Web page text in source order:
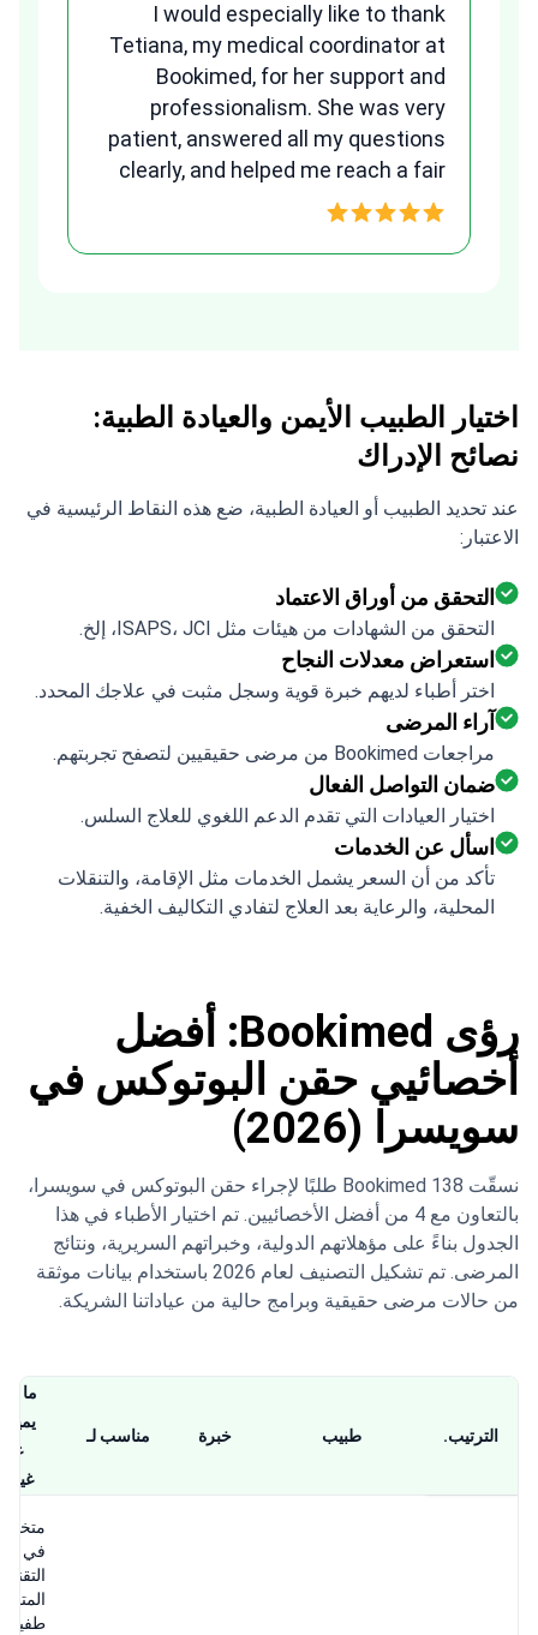
I would especially like to thank
Tetiana, my medical coordinator at
Bookimed, for her support and
professionalism. She was very
patient, answered all my questions
clearly, and helped me reach a fair
and transparent agreement. Her
اختيار الطبيب الأيمن والعيادة الطبية:
نصائح الإدراك
عند تحديد الطبيب أو العيادة الطبية، ضع هذه النقاط الرئيسية في
الاعتبار:
التحقق من أوراق الاعتماد
التحقق من الشهادات من هيئات مثل ISAPS، JCI، إلخ.
استعراض معدلات النجاح
اختر أطباء لديهم خبرة قوية وسجل مثبت في علاجك المحدد.
آراء المرضى
مراجعات Bookimed من مرضى حقيقيين لتصفح تجربتهم.
ضمان التواصل الفعال
اختيار العيادات التي تقدم الدعم اللغوي للعلاج السلس.
اسأل عن الخدمات
تأكد من أن السعر يشمل الخدمات مثل الإقامة، والتنقلات
المحلية، والرعاية بعد العلاج لتفادي التكاليف الخفية.
رؤى Bookimed: أفضل
أخصائيي حقن البوتوكس في
سويسرا (2026)
نسقّت Bookimed 138 طلبًا لإجراء حقن البوتوكس في سويسرا،
بالتعاون مع 4 من أفضل الأخصائيين. تم اختيار الأطباء في هذا
الجدول بناءً على مؤهلاتهم الدولية، وخبراتهم السريرية، ونتائج
المرضى. تم تشكيل التصنيف لعام 2026 باستخدام بيانات موثقة
من حالات مرضى حقيقية وبرامج حالية من عياداتنا الشريكة.
الترتيب. طبيب خبرة مناسب لـ
ما
عن
في
طفيفة